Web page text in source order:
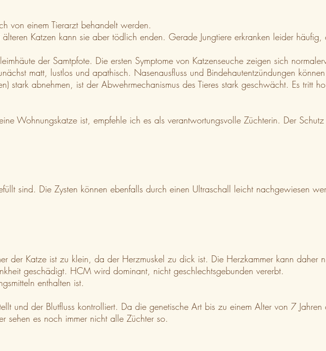
von einem Tierarzt behandelt werden.
Katzen kann sie aber tödlich enden. Gerade Jungtiere erkranken leider
der Samtpfote. Die ersten Symptome von Katzenseuche zeigen sich
matt, lustlos und apathisch. Nasenausfluss und Bindehautentzündungen
abnehmen, ist der Abwehrmechanismus des Tieres stark geschwächt. Es tritt
Wohnungskatze ist, empfehle ich es als verantwortungsvolle Züchterin. Der
sind. Die Zysten können ebenfalls durch einen Ultraschall leicht nachgewiesen
der Katze ist zu klein, da der Herzmuskel zu dick ist. Die Herzkammer kann daher
geschädigt. HCM wird dominant, nicht geschlechtsgebunden vererbt.
enthalten ist.
der Blutfluss kontrolliert. Da die genetische Art bis zu einem Alter von 7
sehen es noch immer nicht alle Züchter so.